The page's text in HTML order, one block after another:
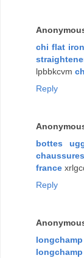
chi flat iron
lpbbkcvm
Reply
bottes
france
Reply